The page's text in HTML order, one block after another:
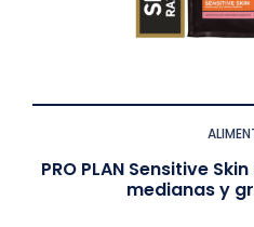
PRO PLAN Sensitive
medianas y